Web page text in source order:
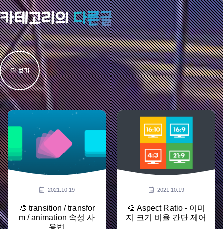
카테고리의다른글
더 보기
2021.10.19
🎨 transition / transfor
m / animation 속성 사
용법
2021.10.19
🎨 Aspect Ratio - 이미
지 크기 비율 간단 제어